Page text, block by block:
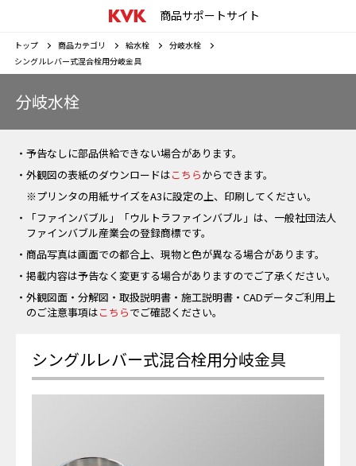
商品サポートサイト
トップ 商品カテゴリ 給水栓
分岐水栓
シングルレバー式混合栓用分岐金具
分岐水栓
・予告なしに部品供給できない場合があります。
・外観図の表紙のダウンロードはこちらからできます。
※プリンタの用紙サイズをA3に設定の上、印刷してください。
・「ファインバブル」「ウルトラファインバブル」は、一般社団法人
ファインバブル産業会の登録商標です。
・商品写真は画面での都合上、現物と色が異なる場合があります。
・掲載内容は予告なく変更する場合がありますのでご了承ください。
・外観図面・分解図・取扱説明書・施工説明書・CADデータご利用上
のご注意事項はこちらでご確認ください。
シングルレバー式混合栓用分岐金具